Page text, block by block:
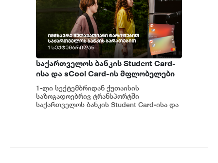
საქართველოს ბანკის Student Card-
ისა და sCool Card-ის მფლობელები
ქუთაისში ტრანსპორტზე
შეღავათიანი ტარიფით
ისარგებლებენ
1-ლი სექტემბრიდან ქუთაისის
საზოგადოებრივ ტრანსპორტში
საქართველოს ბანკის Student Card-ისა და